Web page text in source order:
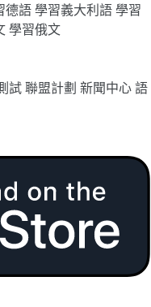
德語學習義大利語學習
學習俄文
試聯盟計劃 新聞中心語